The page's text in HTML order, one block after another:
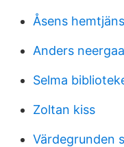
Åsens
Anders
Selma
Zoltan kiss
Värdegrunden